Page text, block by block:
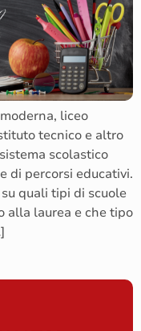
liceo
tecnico e altro
scolastico
di percorsi educativi.
quali tipi di scuole
alla laurea e che tipo